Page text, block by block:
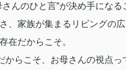
んのひと言”が決め手になる
、家族が集まるリビングの広
在だからこそ。
からこそ、お母さんの視点っ